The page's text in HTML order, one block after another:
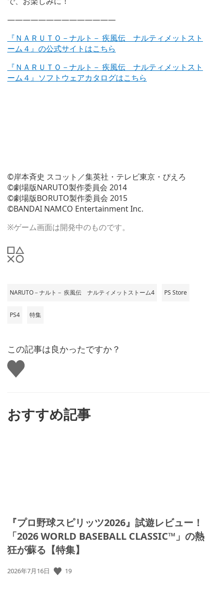
——————————————
『ＮＡＲＵＴＯ－ナルト－ 疾風伝 ナルティメットスト
ーム４』の公式サイトはこちら
『ＮＡＲＵＴＯ－ナルト－ 疾風伝 ナルティメットスト
ーム４』 ソフトウェアカタログはこちら
©岸本斉史 スコット／集英社・テレビ東京・ぴえろ
©劇場版NARUTO製作委員会 2014
©劇場版BORUTO製作委員会 2015
©BANDAI NAMCO Entertainment Inc.
※ゲーム画面は開発中のものです。
NARUTO－ナルト－ 疾風伝 ナルティメットストーム4 PS Store
PS4 特集
この記事は良かったですか？
い
い
おすすめ記事
『プロ野球スピリッツ2026』試遊レビュー！
「2026 WORLD BASEBALL CLASSIC™」の熱
狂が蘇る【特集】
公
2026年7月16日 19